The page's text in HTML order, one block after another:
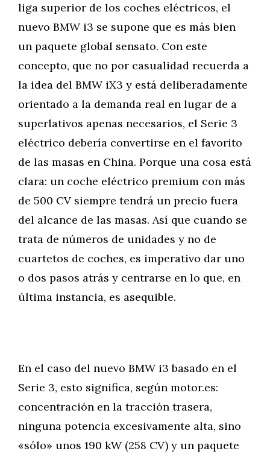
liga superior de los coches eléctricos, el
nuevo BMW i3 se supone que es más bien
un paquete global sensato. Con este
concepto, que no por casualidad recuerda a
la idea del BMW iX3 y está deliberadamente
orientado a la demanda real en lugar de a
superlativos apenas necesarios, el Serie 3
eléctrico debería convertirse en el favorito
de las masas en China. Porque una cosa está
clara: un coche eléctrico premium con más
de 500 CV siempre tendrá un precio fuera
del alcance de las masas. Así que cuando se
trata de números de unidades y no de
cuartetos de coches, es imperativo dar uno
o dos pasos atrás y centrarse en lo que, en
última instancia, es asequible.
En el caso del nuevo BMW i3 basado en el
Serie 3, esto significa, según motor.es:
concentración en la tracción trasera,
ninguna potencia excesivamente alta, sino
«sólo» unos 190 kW (258 CV) y un paquete